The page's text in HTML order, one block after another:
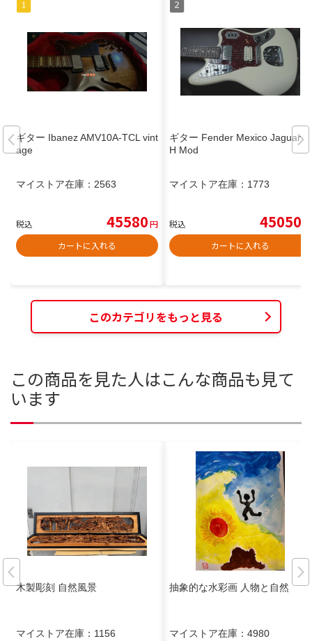
ギター Ibanez AMV10A-TCL vint
age
マイストア在庫： 2563
税込 45580円
カートに入れる
ギター Fender Mexico Jaguar H
H Mod
マイストア在庫： 1773
税込 45050
カートに入れる
このカテゴリをもっと見る
この商品を見た人はこんな商品も見て
います
木製彫刻 自然風景
マイストア在庫： 1156
抽象的な水彩画 人物と自然
マイストア在庫： 4980